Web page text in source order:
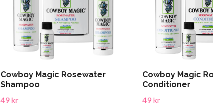
Cowboy Magic Rosewater
Shampoo
49 kr
Cowboy Magic
Conditioner
49 kr